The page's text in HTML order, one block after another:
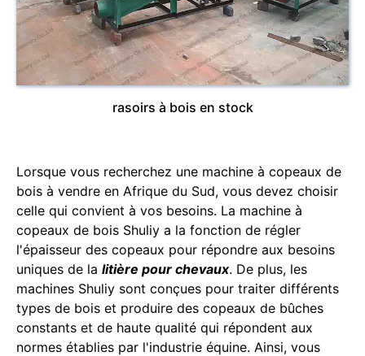
rasoirs à bois en stock
Lorsque vous recherchez une machine à copeaux de
bois à vendre en Afrique du Sud, vous devez choisir
celle qui convient à vos besoins. La machine à
copeaux de bois Shuliy a la fonction de régler
l'épaisseur des copeaux pour répondre aux besoins
uniques de la litière pour chevaux. De plus, les
machines Shuliy sont conçues pour traiter différents
types de bois et produire des copeaux de bûches
constants et de haute qualité qui répondent aux
normes établies par l'industrie équine. Ainsi, vous